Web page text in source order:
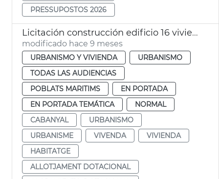
PRESSUPOSTOS 2026
Licitación construcción edificio 16 viviendas sociales el Cabanyal
modificado hace 9 meses
URBANISMO Y VIVIENDA
URBANISMO
TODAS LAS AUDIENCIAS
POBLATS MARITIMS
EN PORTADA
EN PORTADA TEMÁTICA
NORMAL
CABANYAL
URBANISMO
URBANISME
VIVENDA
VIVIENDA
HABITATGE
ALLOTJAMENT DOTACIONAL